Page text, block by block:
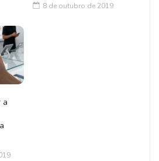
8 de outubro de 2019
a